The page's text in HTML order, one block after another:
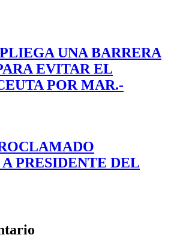
UNA BARRERA
EVITAR EL
POR MAR.-
PRESIDENTE DEL